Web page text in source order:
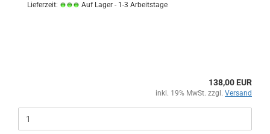
Lieferzeit: Auf Lager - 1-3 Arbeitstage
138,00 EUR
inkl. 19% MwSt. zzgl. Versand